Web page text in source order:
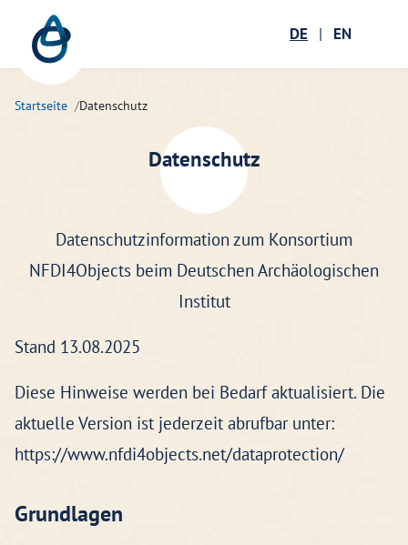
Zum Hauptinhalt springen
DE | EN
Startseite Datenschutz
Datenschutz
Datenschutzinformation zum Konsortium
NFDI4Objects beim Deutschen Archäologischen
Institut
Stand 13.08.2025
Diese Hinweise werden bei Bedarf aktualisiert. Die
aktuelle Version ist jederzeit abrufbar unter:
https://www.nfdi4objects.net/dataprotection/
Grundlagen